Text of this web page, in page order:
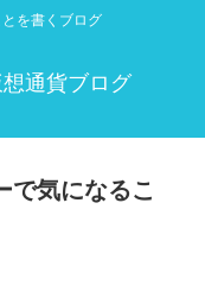
を書くブログ
通貨ブログ
で気になるこ